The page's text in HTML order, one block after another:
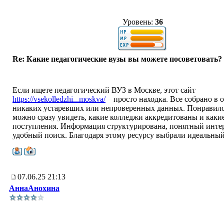
Уровень: 36
Re: Какие педагогические вузы вы можете посоветовать?
Если ищете педагогический ВУЗ в Москве, этот сайт
https://vsekolledzhi...moskva/– просто находка. Все собрано в
никаких устаревших или непроверенных данных.
можно сразу увидеть, какие колледжи аккредитованы и
поступления. Информация структурирована, понятный
удобный поиск. Благодаря этому ресурсу выбрали
07.06.25 21:13
АннаАнохина